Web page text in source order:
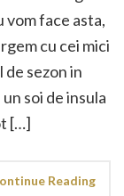
vom face asta,
cu cei mici
de sezon in
soi de insula
[…]
Reading